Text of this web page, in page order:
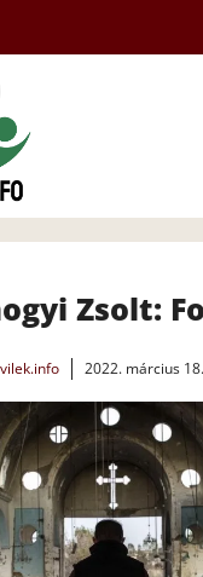
Zsolt:
2022. március 18.